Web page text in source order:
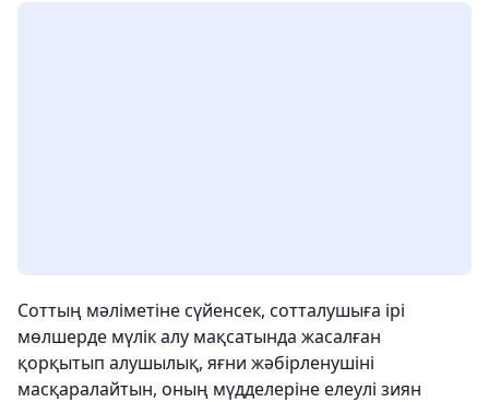
Соттың мәліметіне сүйенсек, сотталушыға ірi
мөлшерде мүлiк алу мақсатында жасалған
қорқытып алушылық, яғни жәбiрленушiнi
масқаралайтын, оның мүдделерiне елеулі зиян